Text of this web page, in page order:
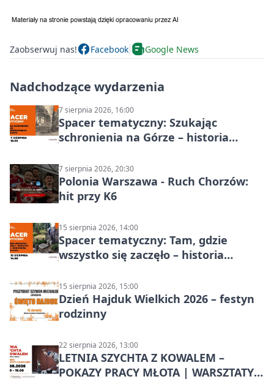
Zaobserwuj nas! Facebook Google News
Nadchodzące wydarzenia
7 sierpnia 2026, 16:00
Spacer tematyczny: Szukając
schronienia na Górze – historia
7 sierpnia 2026, 20:30
Polonia Warszawa - Ruch Chorzów:
hit przy K6
15 sierpnia 2026, 14:00
Spacer tematyczny: Tam, gdzie
wszystko się zaczęło – historia
15 sierpnia 2026, 15:00
Dzień Hajduk Wielkich 2026 – festyn
rodzinny
22 sierpnia 2026, 13:00
LETNIA SZYCHTA Z KOWALEM –
POKAZY PRACY MŁOTA | WARSZTATY